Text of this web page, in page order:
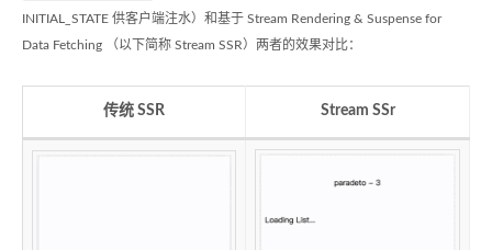
INITIAL_STATE 供客户端注水）和基于 Stream Rendering & Suspense for
Data Fetching （以下简称 Stream SSR）两者的效果对比：
传统 SSR Stream SSr